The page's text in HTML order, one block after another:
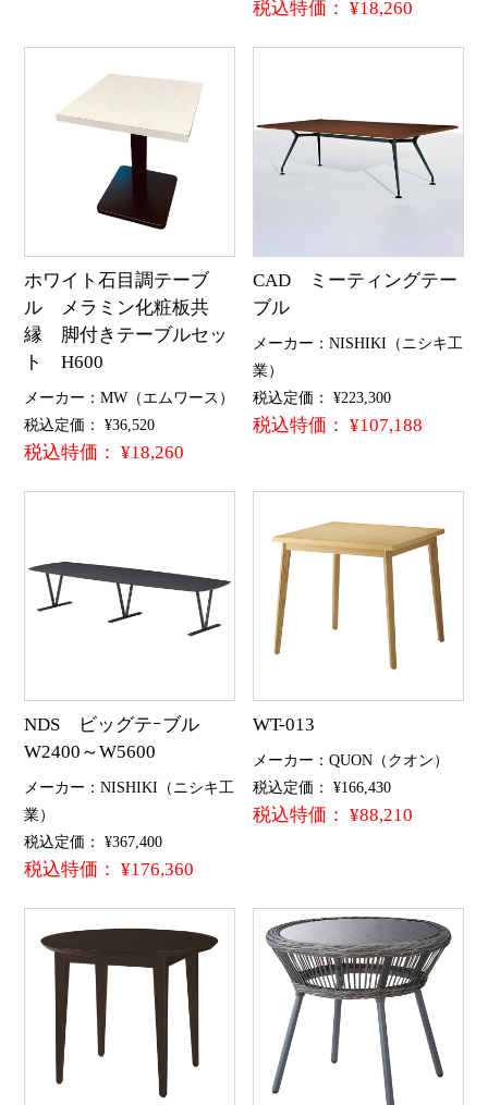
税込特価： ¥18,260
ホワイト石目調テーブ
ル メラミン化粧板共
縁 脚付きテーブルセッ
ト H600
メーカー：MW（エムワース）
税込定価： ¥36,520
税込特価： ¥18,260
CAD ミーティングテー
ブル
メーカー：NISHIKI（ニシキ工
業）
税込定価： ¥223,300
税込特価： ¥107,188
NDS ビッグテｰブル
W2400～W5600
メーカー：NISHIKI（ニシキ工
業）
税込定価： ¥367,400
税込特価： ¥176,360
WT-013
メーカー：QUON（クオン）
税込定価： ¥166,430
税込特価： ¥88,210